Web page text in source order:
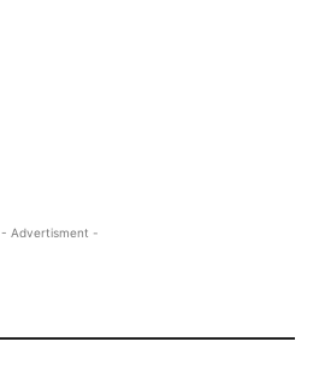
- Advertisment -